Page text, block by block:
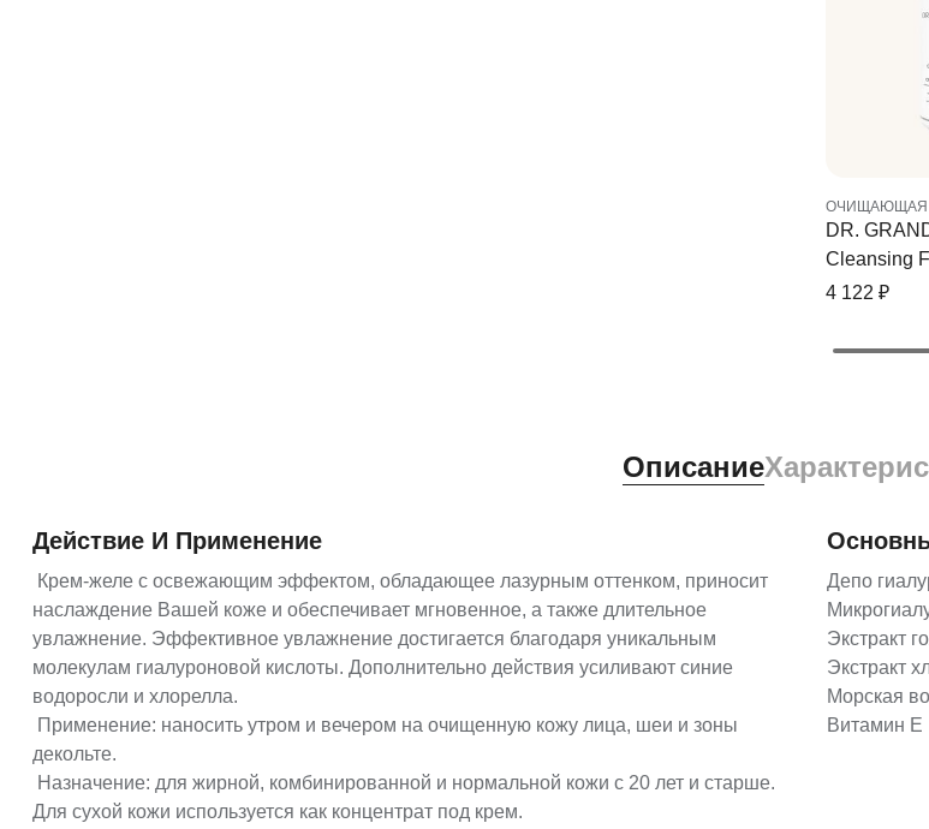
ОЧИЩАЮЩАЯ
DR.
Cleansing
4 122 ₽
Описание
Действие И Применение
Крем-желе с освежающим эффектом, обладающее лазурным оттенком, приносит
наслаждение Вашей коже и обеспечивает мгновенное, а также длительное
увлажнение. Эффективное увлажнение достигается благодаря уникальным
молекулам гиалуроновой кислоты. Дополнительно действия усиливают синие
водоросли и хлорелла.
Применение: наносить утром и вечером на очищенную кожу лица, шеи и зоны
декольте.
Назначение: для жирной, комбинированной и нормальной кожи с 20 лет и старше.
Для сухой кожи используется как концентрат под крем.
Депо
Экстракт
Экстракт
Морская
Витамин Е